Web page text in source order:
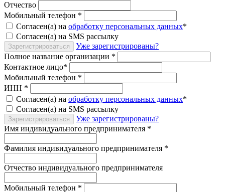
Отчество
Мобильный телефон *
Согласен(а) на обработку персональных данных*
Согласен(а) на SMS рассылку
Зарегистрироваться
Уже зарегистрированы?
Полное название организации *
Контактное лицо*
Мобильный телефон *
ИНН *
Согласен(а) на обработку персональных данных*
Согласен(а) на SMS рассылку
Зарегистрироваться
Уже зарегистрированы?
Имя индивидуального предпринимателя *
Фамилия индивидуального предпринимателя *
Отчество индивидуального предпринимателя
Мобильный телефон *